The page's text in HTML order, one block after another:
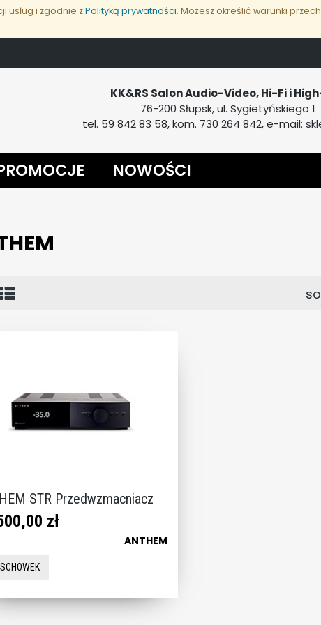
usług i zgodnie zPolityką prywatności. Możesz określić warunki
KK&RS Salon Audio-Video, Hi-Fi i
76-200 Słupsk, ul. Sygietyńskiego 1
tel. 59 842 83 58, kom. 730 264 842, e-mail:
NOWOŚCI
Lista
STR Przedwzmacniacz
zł
ANTHEM